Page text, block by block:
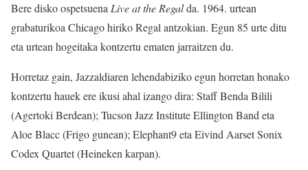
Bere disko ospetsuena Live at the Regalda. 1964. urtean
grabaturikoa Chicago hiriko Regal antzokian. Egun 85 urte ditu
eta urtean hogeitaka kontzertu ematen jarraitzen du.
Horretaz gain, Jazzaldiaren lehendabiziko egun horretan honako
kontzertu hauek ere ikusi ahal izango dira: Staff Benda Bilili
(Agertoki Berdean); Tucson Jazz Institute Ellington Band eta
Aloe Blacc (Frigo gunean); Elephant9 eta Eivind Aarset Sonix
Codex Quartet (Heineken karpan).